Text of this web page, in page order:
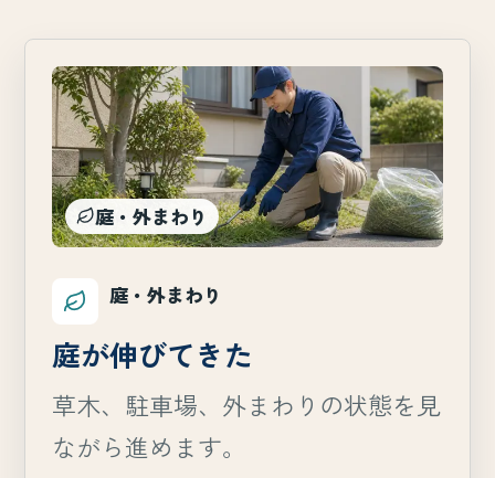
庭・外まわり
庭・外まわり
庭が伸びてきた
草木、駐車場、外まわりの状態を見
ながら進めます。